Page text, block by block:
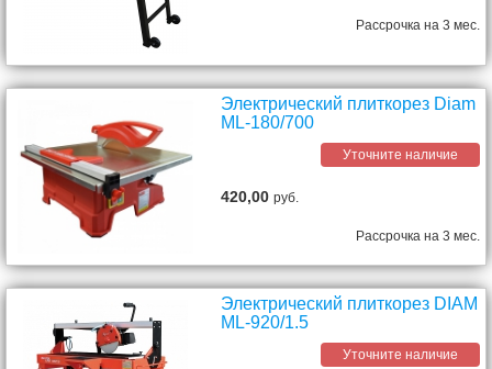
Рассрочка на 3 мес.
Электрический плиткорез Diam
ML-180/700
Уточните наличие
420,00руб.
Рассрочка на 3 мес.
Электрический плиткорез DIAM
ML-920/1.5
Уточните наличие